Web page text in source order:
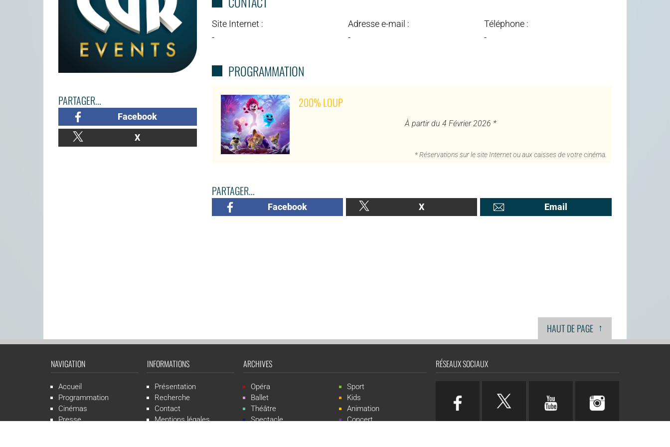
PARTAGER...
Facebook
X
Site Internet :
-
Adresse e-mail :
-
Téléphone :
-
PROGRAMMATION
200% LOUP
À partir du 4 Février 2026 *
* Réservations sur le site Internet ou aux caisses de votre cinéma.
PARTAGER...
Facebook X Email
HAUT DE PAGE ↑
NAVIGATION
Accueil
Programmation
Cinémas
Presse
INFORMATIONS
Présentation
Recherche
Contact
Mentions légales
ARCHIVES
Opéra
Ballet
Théâtre
Spectacle
Sport
Kids
Animation
Concert
RÉSEAUX SOCIAUX